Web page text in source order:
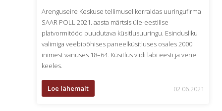
Arenguseire Keskuse tellimusel korraldas uuringufirma
SAAR POLL 2021. aasta märtsis üle-eestilise
platvormitööd puudutava küsitlusuuringu. Esindusliku
valimiga veebipõhises paneelküsitluses osales 2000
inimest vanuses 18–64. Küsitlus viidi läbi eesti ja vene
keeles.
Loe lähemalt 02.06.2021